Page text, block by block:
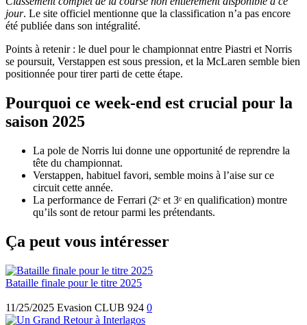
jour. Le site officiel mentionne que la classification n’a pas encore
été publiée dans son intégralité.
Points à retenir : le duel pour le championnat entre Piastri et Norris
se poursuit, Verstappen est sous pression, et la McLaren semble bien
positionnée pour tirer parti de cette étape.
Pourquoi ce week-end est crucial pour la
saison 2025
La pole de Norris lui donne une opportunité de reprendre la
tête du championnat.
Verstappen, habituel favori, semble moins à l’aise sur ce
circuit cette année.
La performance de Ferrari (2ᵉ et 3ᵉ en qualification) montre
qu’ils sont de retour parmi les prétendants.
Ça peut vous intéresser
Bataille finale pour le titre 2025
11/25/2025 Evasion CLUB 924 0